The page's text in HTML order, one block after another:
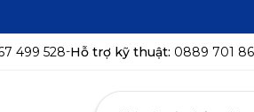
499 528-Hỗ trợ kỹ thuật: 0889 701